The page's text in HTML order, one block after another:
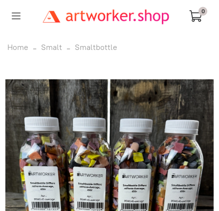
0
Home Smalt Smaltbottle